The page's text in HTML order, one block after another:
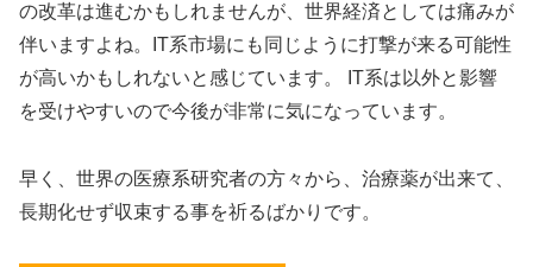
の改革は進むかもしれませんが、世界経済としては痛みが
伴いますよね。IT系市場にも同じように打撃が来る可能性
が高いかもしれないと感じています。 IT系は以外と影響
を受けやすいので今後が非常に気になっています。
早く、世界の医療系研究者の方々から、治療薬が出来て、
長期化せず収束する事を祈るばかりです。